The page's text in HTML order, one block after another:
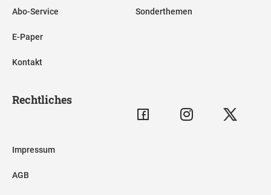
Abo-Service
E-Paper
Kontakt
Sonderthemen
Rechtliches
Impressum
AGB